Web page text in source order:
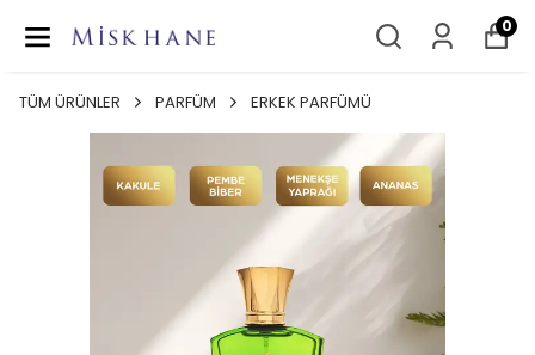
0
TÜM ÜRÜNLER PARFÜM ERKEK PARFÜMÜ